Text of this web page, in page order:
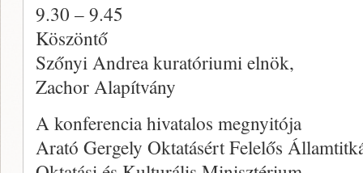
9.30 – 9.45
Köszöntő
Szőnyi Andrea kuratóriumi elnök,
Zachor Alapítvány
A konferencia hivatalos megnyitója
Arató Gergely Oktatásért Felelős